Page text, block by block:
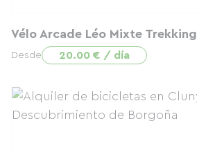
Vélo Arcade Léo Mixte Trekking
Desde 20.00 € / día